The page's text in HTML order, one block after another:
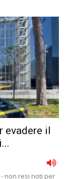
evadere il
non resi noti per